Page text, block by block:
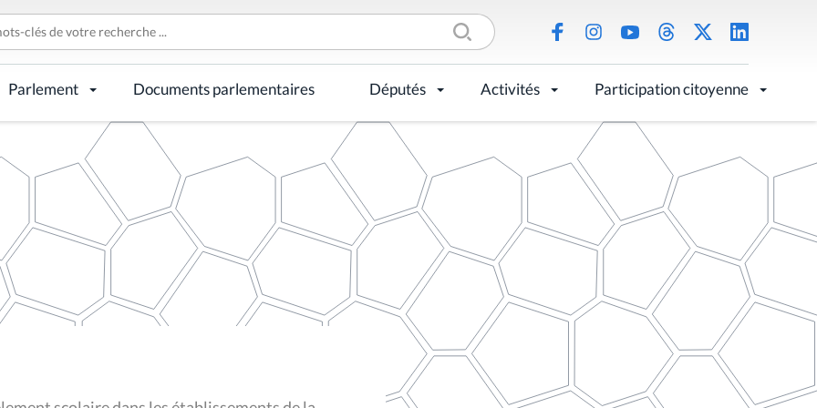
Parlement Documents parlementaires Députés Activités Participation citoyenne